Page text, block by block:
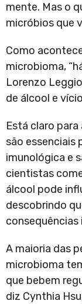
mente. Mas o
micróbios que
Como
microbioma,
Lorenzo
de álcool e
Está claro
são essenciais
imunológica e
cientistas
álcool pode
descobrindo
consequências
A maioria das
microbioma
que bebem
diz Cynthia